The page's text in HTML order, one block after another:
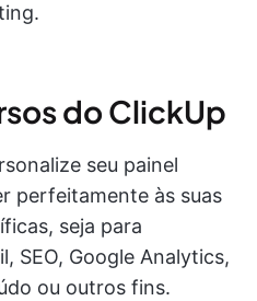
do ClickUp
seu painel
perfeitamente às suas
seja para
SEO, Google Analytics,
ou outros fins.